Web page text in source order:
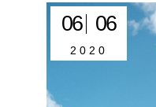
06 06
2020